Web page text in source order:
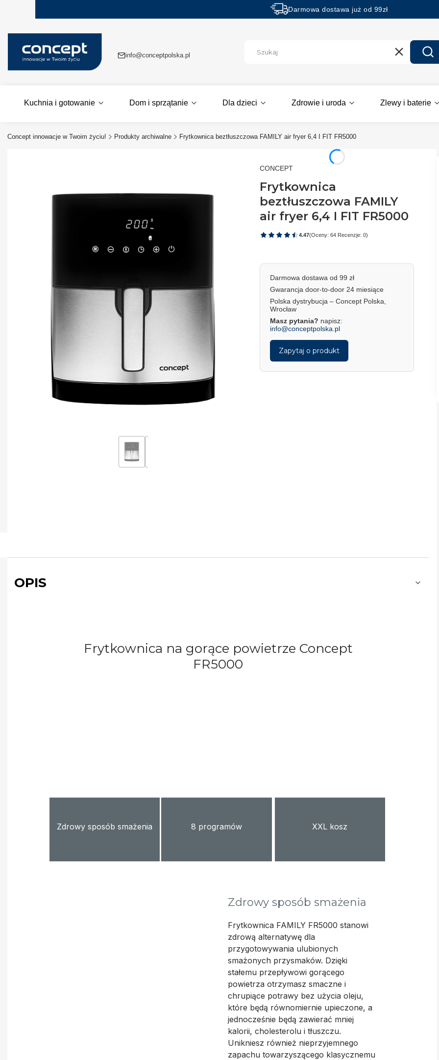
Darmowa dostawa już od 99zł
info@conceptpolska.pl Wyczyść
Kuchnia i gotowanie Dom i sprzątanie Dla dzieci Zdrowie i uroda Zlewy i baterie
Concept innowacje w Twoim życiu! Produkty archiwalne Frytkownica beztłuszczowa FAMILY air fryer 6,4 I FIT FR5000
CONCEPT
Frytkownica
beztłuszczowa FAMILY
air fryer 6,4 I FIT FR5000
4.47(Oceny: 64 Recenzje: 0)
Darmowa dostawa od 99 zł
Gwarancja door-to-door 24 miesiące
Polska dystrybucja – Concept Polska,
Wrocław
Masz pytania? napisz:
info@conceptpolska.pl
Zapytaj o produkt
OPIS
Frytkownica na gorące powietrze Concept
FR5000
Zdrowy sposób smażenia 8 programów XXL kosz
Zdrowy sposób smażenia
Frytkownica FAMILY FR5000 stanowi
zdrową alternatywę dla
przygotowywania ulubionych
smażonych przysmaków. Dzięki
stałemu przepływowi gorącego
powietrza otrzymasz smaczne i
chrupiące potrawy bez użycia oleju,
które będą równomiernie upieczone, a
jednocześnie będą zawierać mniej
kalorii, cholesterolu i tłuszczu.
Unikniesz również nieprzyjemnego
zapachu towarzyszącego klasycznemu